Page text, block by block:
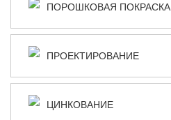
ПОРОШКОВАЯ ПОКРАСКА
ПРОЕКТИРОВАНИЕ
ЦИНКОВАНИЕ